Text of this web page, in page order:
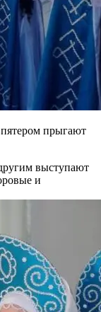
прыгают
выступают
и